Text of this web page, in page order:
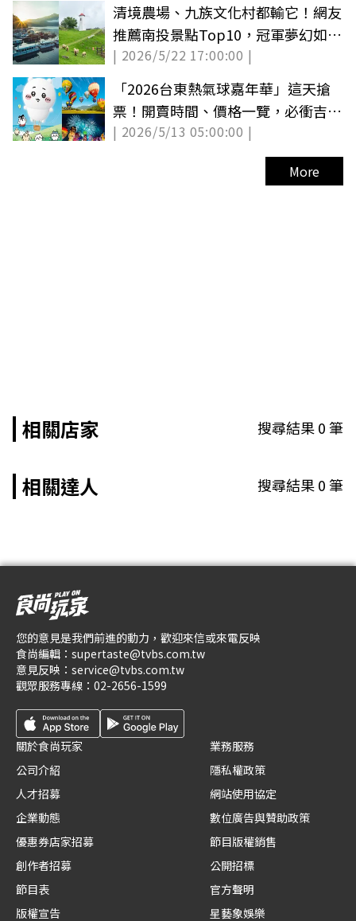
清境農場、九族文化村都輸它！網友
推薦南投景點Top10，冠軍夢幻如畫
一般
| 2026/5/22 17:00:00 |
「2026台東熱氣球嘉年華」這天搶
票！開賣時間、價格一覽，必衝吉伊
卡哇秀
| 2026/5/13 05:00:00 |
More
相關店家 搜尋結果0筆
相關達人 搜尋結果0筆
您的意見是我們前進的動力，歡迎來信或來電反映
食尚編輯： supertaste@tvbs.com.tw
意見反映： service@tvbs.com.tw
觀眾服務專線： 02-2656-1599
關於食尚玩家
公司介紹
人才招募
企業動態
優惠券店家招募
創作者招募
節目表
版權宣告
業務服務
隱私權政策
網站使用協定
數位廣告與贊助政策
節目版權銷售
公開招標
官方聲明
星藝象娛樂